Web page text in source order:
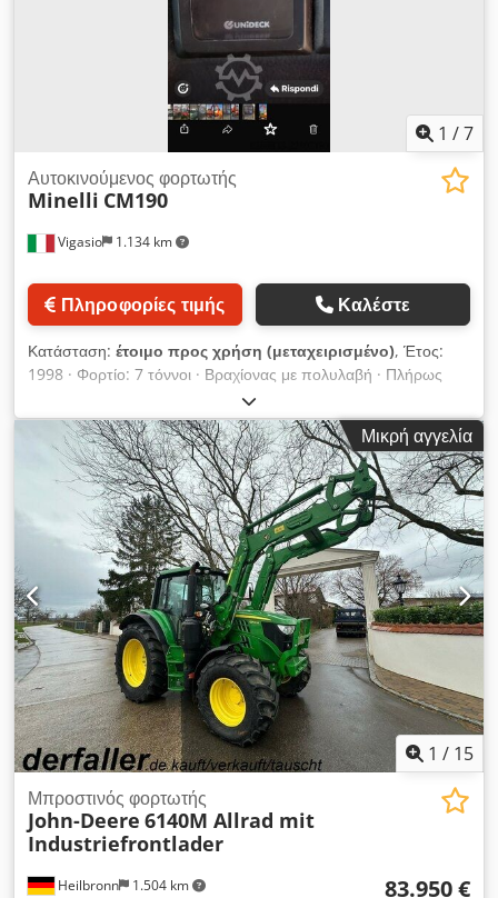
1 /7
Vigasio 1.134 km
Αυτοκινούμενος φορτωτής
Minelli CM190
Πληροφορίες τιμής Καλέστε
Κατάσταση: έτοιμο προς χρήση (μεταχειρισμένο), Έτος:
1998 · Φορτίο: 7 τόννοι · Βραχίονας με πολυλαβή · Πλήρως
λειτουργικό. Credszcvf Hspfx An Tsf
Μικρή αγγελία
1 / 15
Heilbronn 1.504 km
Μπροστινός φορτωτής
John-Deere 6140M Allrad mit
Industriefrontlader
83.950 €